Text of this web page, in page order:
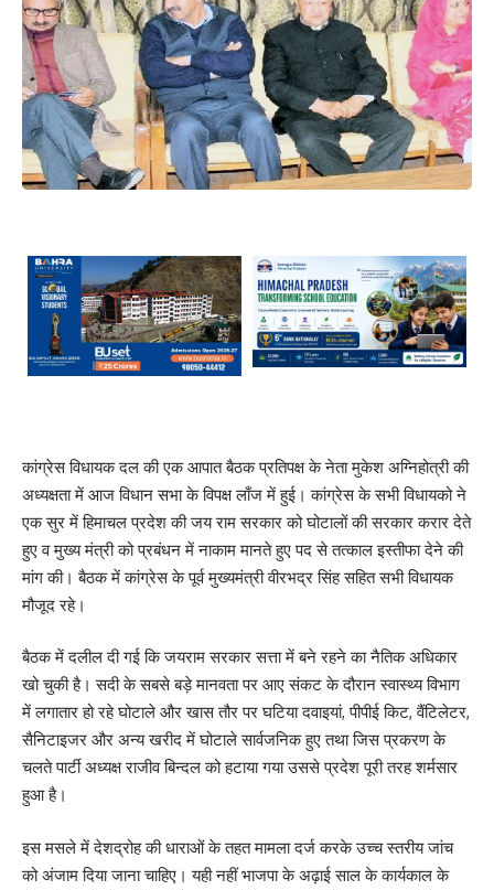
कांग्रेस विधायक दल की एक आपात बैठक प्रतिपक्ष के नेता मुकेश अग्निहोत्री की
अध्यक्षता में आज विधान सभा के विपक्ष लाँज में हुई। कांग्रेस के सभी विधायको ने
एक सुर में हिमाचल प्रदेश की जय राम सरकार को घोटालों की सरकार करार देते
हुए व मुख्य मंत्री को प्रबंधन में नाकाम मानते हुए पद से तत्काल इस्तीफा देने की
मांग की। बैठक में कांग्रेस के पूर्व मुख्यमंत्री वीरभद्र सिंह सहित सभी विधायक
मौजूद रहे।
बैठक में दलील दी गई कि जयराम सरकार सत्ता में बने रहने का नैतिक अधिकार
खो चुकी है। सदी के सबसे बड़े मानवता पर आए संकट के दौरान स्वास्थ्य विभाग
में लगातार हो रहे घोटाले और खास तौर पर घटिया दवाइयां, पीपीई किट, वैंटिलेटर,
सैनिटाइजर और अन्य खरीद में घोटाले सार्वजनिक हुए तथा जिस प्रकरण के
चलते पार्टी अध्यक्ष राजीव बिन्दल को हटाया गया उससे प्रदेश पूरी तरह शर्मसार
हुआ है।
इस मसले में देशद्रोह की धाराओं के तहत मामला दर्ज करके उच्च स्तरीय जांच
को अंजाम दिया जाना चाहिए। यही नहीं भाजपा के अढ़ाई साल के कार्यकाल के